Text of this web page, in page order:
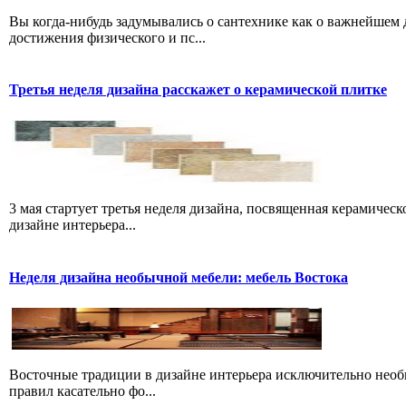
Вы когда-нибудь задумывались о сантехнике как о важнейшем
достижения физического и пс...
Третья неделя дизайна расскажет о керамической плитке
3 мая стартует третья неделя дизайна, посвященная
дизайне интерьера...
Неделя дизайна необычной мебели: мебель Востока
Восточные традиции в дизайне интерьера исключительно
правил касательно фо...